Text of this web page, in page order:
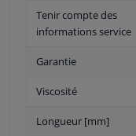
Tenir compte des
informations service
Garantie
Viscosité
Longueur [mm]